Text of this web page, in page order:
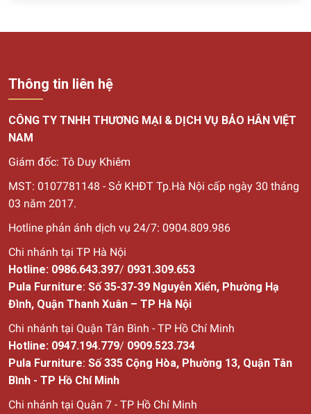
Thông tin liên hệ
CÔNG TY TNHH THƯƠNG MẠI & DỊCH VỤ BẢO HÂN VIỆT
NAM
Giám đốc: Tô Duy Khiêm
MST: 0107781148 - Sở KHĐT Tp.Hà Nội cấp ngày 30 tháng
03 năm 2017.
Hotline phản ánh dịch vụ 24/7: 0904.809.986
Chi nhánh tại TP Hà Nội
Hotline: 0986.643.397/ 0931.309.653
Pula Furniture: Số 35-37-39 Nguyễn Xiển, Phường Hạ
Đình, Quận Thanh Xuân – TP Hà Nội
Chi nhánh tại Quận Tân Bình - TP Hồ Chí Minh
Hotline: 0947.194.779/ 0909.523.734
Pula Furniture: Số 335 Cộng Hòa, Phường 13, Quận Tân
Bình - TP Hồ Chí Minh
Chi nhánh tại Quận 7 - TP Hồ Chí Minh